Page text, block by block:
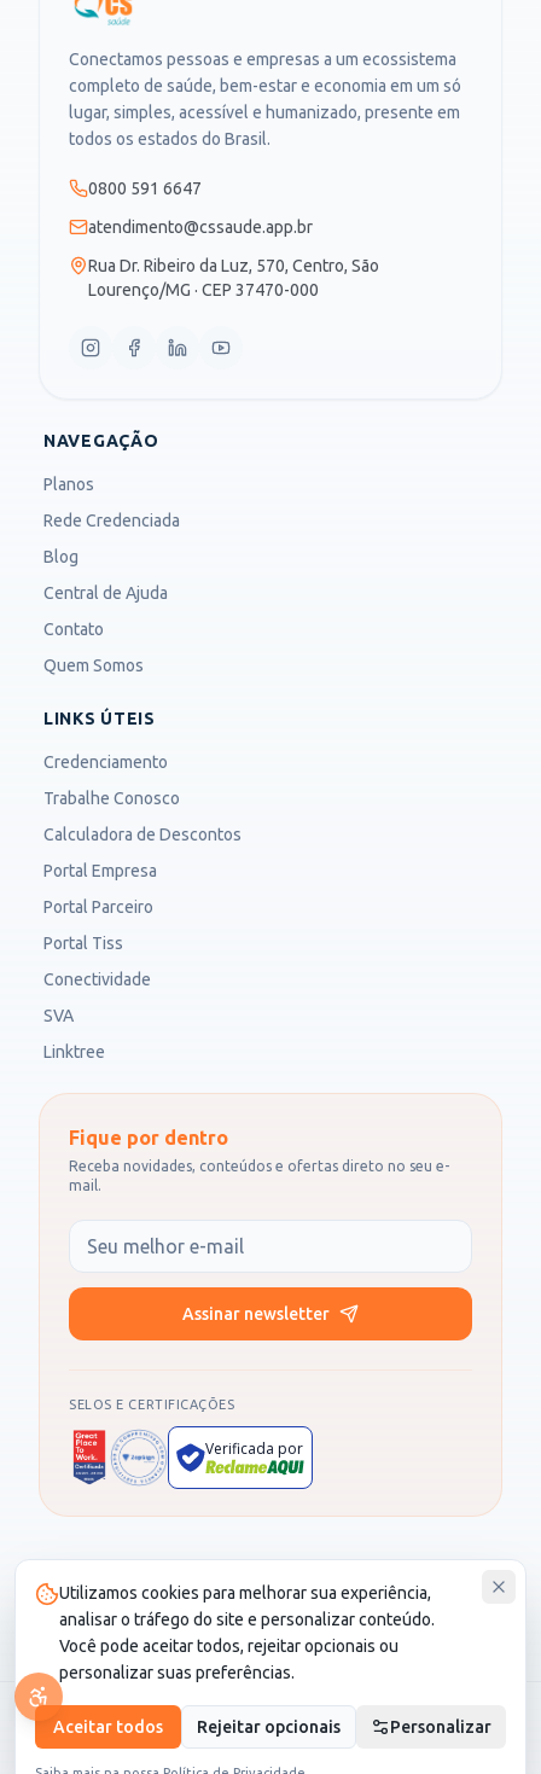
Conectamos pessoas e empresas a um ecossistema
completo de saúde, bem-estar e economia em um só
lugar, simples, acessível e humanizado, presente em
todos os estados do Brasil.
0800 591 6647
atendimento@cssaude.app.br
Rua Dr. Ribeiro da Luz, 570, Centro, São
Lourenço/MG · CEP 37470-000
NAVEGAÇÃO
Planos
Rede Credenciada
Blog
Central de Ajuda
Contato
Quem Somos
LINKS ÚTEIS
Credenciamento
Trabalhe Conosco
Calculadora de Descontos
Portal Empresa
Portal Parceiro
Portal Tiss
Conectividade
SVA
Linktree
Fique por dentro
Receba novidades, conteúdos e ofertas direto no seu e-
mail.
Seu e-mail
Assinar newsletter
SELOS E CERTIFICAÇÕES
Verificada por
30.987.115/0001-82. CS Saúde é um cartão de desconto e não é um
plano de saúde.
© 2026 CS Saúde. Todos os direitos reservados.
LGPD•Termo de Seguro
Utilizamos cookies para melhorar sua experiência,
analisar o tráfego do site e personalizar conteúdo.
Você pode aceitar todos, rejeitar opcionais ou
personalizar suas preferências.
Aceitar todos Rejeitar opcionais Personalizar